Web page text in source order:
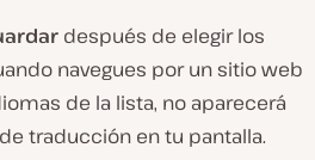
después de elegir los
navegues por un sitio web
de la lista, no aparecerá
traducción en tu pantalla.